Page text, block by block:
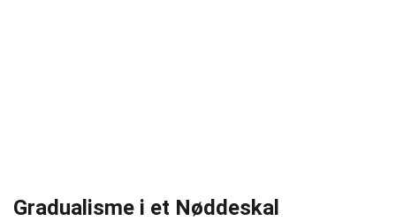
Gradualisme i et Nøddeskal